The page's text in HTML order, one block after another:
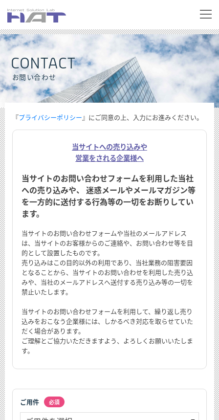
CONTACT
お問い合わせ
『プライバシーポリシー 』にご同意の上、入力にお進みください。
当サイトへの売り込みや
営業をされる企業様へ
当サイトのお問い合わせフォームを利用した当社
への売り込みや、
迷惑メールやメールマガジン等
を一方的に送付する行為等の一切をお断りしてい
ます。
当サイトのお問い合わせフォームや当社のメールアドレス
は、当サイトのお客様からのご連絡や、お問い合わせ等を目
的として設置したものです。
売り込みはこの目的以外の利用であり、当社業務の阻害要因
となることから、当サイトのお問い合わせを利用した売り込
みや、当社のメールアドレスへ送付する売り込み等の一切を
禁止いたします。
当サイトのお問い合わせフォームを利用して、繰り返し売り
込みをおこなう企業様には、しかるべき対応を取らせていた
だく場合があります。
ご理解とご協力いただきますよう、よろしくお願いいたしま
す。
ご用件 必須